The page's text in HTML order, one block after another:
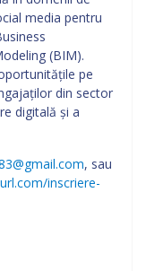
media pentru
(BIM).
pe
din sector
digitală și a
, sau
inscriere-